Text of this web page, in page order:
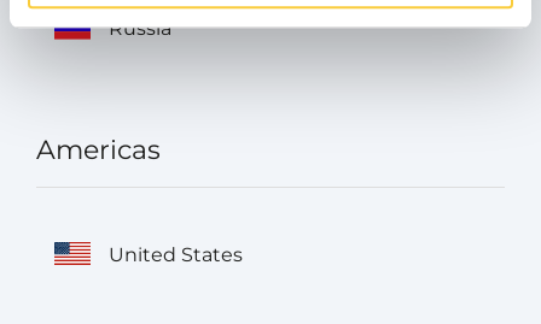
Russia
Americas
United States